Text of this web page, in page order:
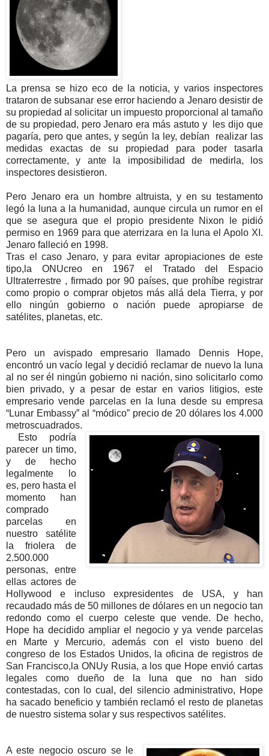
La prensa se hizo eco de la noticia, y varios inspectores
trataron de subsanar ese error haciendo a Jenaro desistir de
su propiedad al solicitar un impuesto proporcional al tamaño
de su propiedad, pero Jenaro era más astuto y les dijo que
pagaría, pero que antes, y según la ley, debían realizar las
medidas exactas de su propiedad para poder tasarla
correctamente, y ante la imposibilidad de medirla, los
inspectores desistieron.
Pero Jenaro era un hombre altruista, y en su testamento
legó la luna a la humanidad, aunque circula un rumor en el
que se asegura que el propio presidente Nixon le pidió
permiso en 1969 para que aterrizara en la luna el Apolo XI.
Jenaro falleció en 1998.
Tras el caso Jenaro, y para evitar apropiaciones de este
tipo,la ONUcreo en 1967 el Tratado del Espacio
Ultraterrestre , firmado por 90 países, que prohíbe registrar
como propio o comprar objetos más allá dela Tierra, y por
ello ningún gobierno o nación puede apropiarse de
satélites, planetas, etc.
Pero un avispado empresario llamado Dennis Hope,
encontró un vacío legal y decidió reclamar de nuevo la luna
al no ser él ningún gobierno ni nación, sino solicitarlo como
bien privado, y a pesar de estar en varios litigios, este
empresario vende parcelas en la luna desde su empresa
“Lunar Embassy” al “módico” precio de 20 dólares los 4.000
metroscuadrados.
Esto podría
parecer un timo,
y de hecho
legalmente lo
es, pero hasta el
momento han
comprado
parcelas en
nuestro satélite
la friolera de
2.500.000
personas, entre
ellas actores de
Hollywood e incluso expresidentes de USA, y han
recaudado más de 50 millones de dólares en un negocio tan
redondo como el cuerpo celeste que vende. De hecho,
Hope ha decidido ampliar el negocio y ya vende parcelas
en Marte y Mercurio, además con el visto bueno del
congreso de los Estados Unidos, la oficina de registros de
San Francisco,la ONUy Rusia, a los que Hope envió cartas
legales como dueño de la luna que no han sido
contestadas, con lo cual, del silencio administrativo, Hope
ha sacado beneficio y también reclamó el resto de planetas
de nuestro sistema solar y sus respectivos satélites.
A este negocio oscuro se le